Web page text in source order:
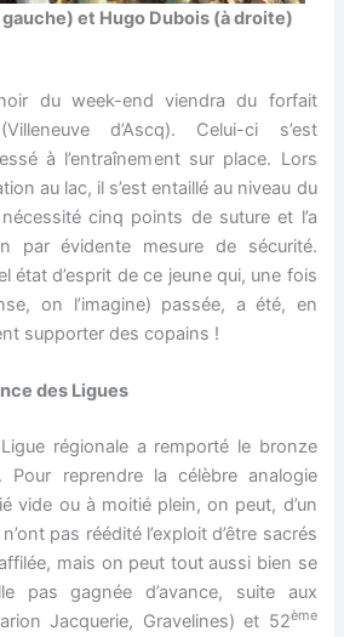
et Hugo Dubois (à droite)
du week-end viendra du forfait
d’Ascq). Celui-ci s’est
à l’entraînement sur place. Lors
au lac, il s’est entaillé au niveau du
cinq points de suture et l’a
par évidente mesure de sécurité.
état d’esprit de ce jeune qui, une fois
on l’imagine) passée, a été, en
supporter des copains !
des Ligues
régionale a remporté le bronze
Pour reprendre la célèbre analogie
vide ou à moitié plein, on peut, d’un
pas réédité l’exploit d’être sacrés
mais on peut tout aussi bien se
pas gagnée d’avance, suite aux
Jacquerie, Gravelines) et 52ème